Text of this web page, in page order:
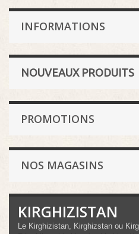
INFORMATIONS
NOUVEAUX PRODUITS
PROMOTIONS
NOS MAGASINS
KIRGHIZISTAN
Le Kirghizistan, Kirghizstan ou